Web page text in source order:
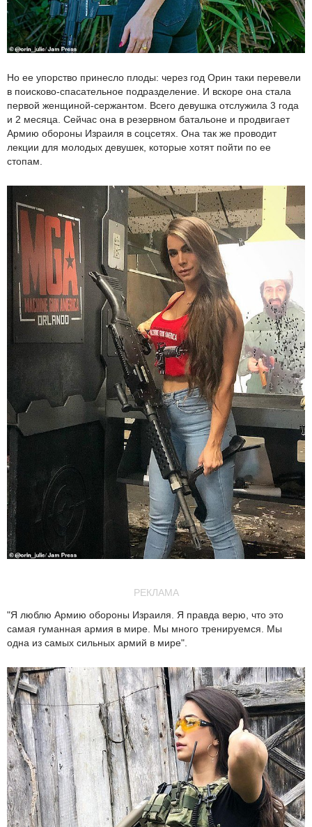
Но ее упорство принесло плоды: через год Орин таки перевели
в поисково-спасательное подразделение. И вскоре она стала
первой женщиной-сержантом. Всего девушка отслужила 3 года
и 2 месяца. Сейчас она в резервном батальоне и продвигает
Армию обороны Израиля в соцсетях. Она так же проводит
лекции для молодых девушек, которые хотят пойти по ее
стопам.
РЕКЛАМА
"Я люблю Армию обороны Израиля. Я правда верю, что это
самая гуманная армия в мире. Мы много тренируемся. Мы
одна из самых сильных армий в мире".